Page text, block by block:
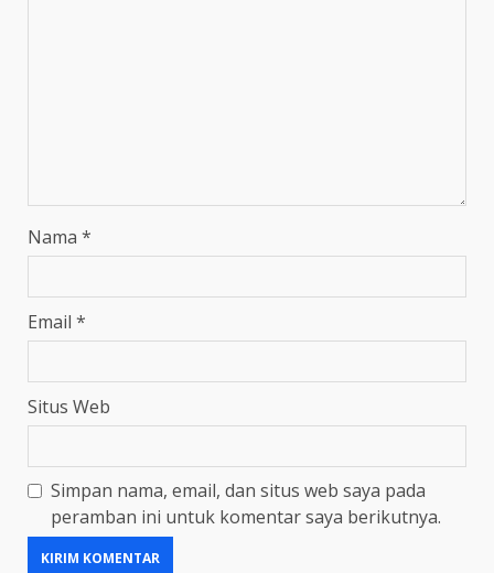
Nama *
Email *
Situs Web
Simpan nama, email, dan situs web saya pada
peramban ini untuk komentar saya berikutnya.